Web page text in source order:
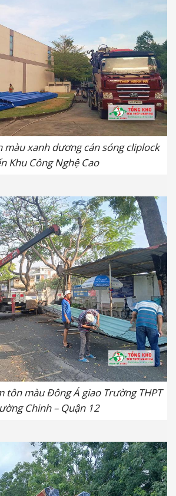
màu xanh dương cán sóng cliplock
Khu Công Nghệ Cao
tôn màu Đông Á giao Trường THPT
Chinh – Quận 12